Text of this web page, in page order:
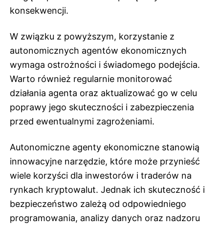
konsekwencji.
W związku z powyższym, korzystanie z
autonomicznych agentów ekonomicznych
wymaga ostrożności i świadomego podejścia.
Warto również regularnie monitorować
działania agenta oraz aktualizować go w celu
poprawy jego skuteczności i zabezpieczenia
przed ewentualnymi zagrożeniami.
Autonomiczne agenty ekonomiczne stanowią
innowacyjne narzędzie, które może przynieść
wiele korzyści dla inwestorów i traderów na
rynkach kryptowalut. Jednak ich skuteczność i
bezpieczeństwo zależą od odpowiedniego
programowania, analizy danych oraz nadzoru